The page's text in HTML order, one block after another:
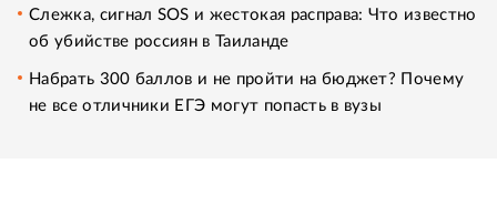
Слежка, сигнал SOS и жестокая расправа: Что известно
об убийстве россиян в Таиланде
Набрать 300 баллов и не пройти на бюджет? Почему
не все отличники ЕГЭ могут попасть в вузы